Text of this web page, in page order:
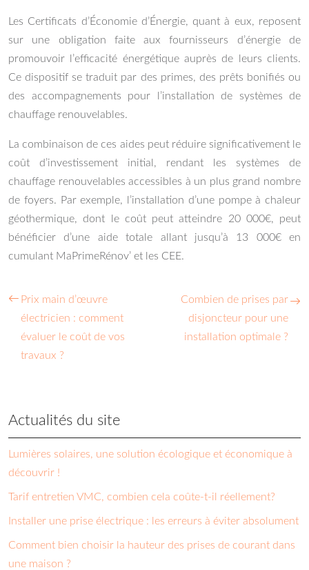
Les Certificats d’Économie d’Énergie, quant à eux, reposent
sur une obligation faite aux fournisseurs d’énergie de
promouvoir l’efficacité énergétique auprès de leurs clients.
Ce dispositif se traduit par des primes, des prêts bonifiés ou
des accompagnements pour l’installation de systèmes de
chauffage renouvelables.
La combinaison de ces aides peut réduire significativement le
coût d’investissement initial, rendant les systèmes de
chauffage renouvelables accessibles à un plus grand nombre
de foyers. Par exemple, l’installation d’une pompe à chaleur
géothermique, dont le coût peut atteindre 20 000€, peut
bénéficier d’une aide totale allant jusqu’à 13 000€ en
cumulant MaPrimeRénov’ et les CEE.
Prix main d’œuvre
électricien : comment
évaluer le coût de vos
travaux ?
Combien de prises par
disjoncteur pour une
installation optimale ?
Actualités du site
Lumières solaires, une solution écologique et économique à
découvrir !
Tarif entretien VMC, combien cela coûte-t-il réellement?
Installer une prise électrique : les erreurs à éviter absolument
Comment bien choisir la hauteur des prises de courant dans
une maison ?